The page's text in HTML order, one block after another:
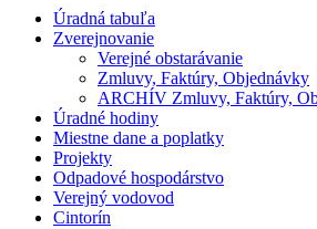
Úradná tabuľa
Zverejnovanie
Verejné obstarávanie
Zmluvy, Faktúry, Objednávky
ARCHÍV Zmluvy, Faktúry,
Úradné hodiny
Miestne dane a poplatky
Projekty
Odpadové hospodárstvo
Verejný vodovod
Cintorín